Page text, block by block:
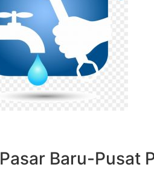
Pasar Baru-Pusat